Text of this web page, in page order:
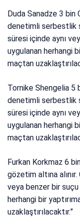
Duda Sanadze 3 bin
denetimli serbestlik
süresi içinde aynı
uygulanan herhangi
maçtan
Tornike Shengelia 5
denetimli serbestlik
süresi içinde aynı
uygulanan herhangi
maçtan
Furkan Korkmaz 6
gözetim altına
veya benzer bir
herhangi bir
uzaklaştırılacaktır.”